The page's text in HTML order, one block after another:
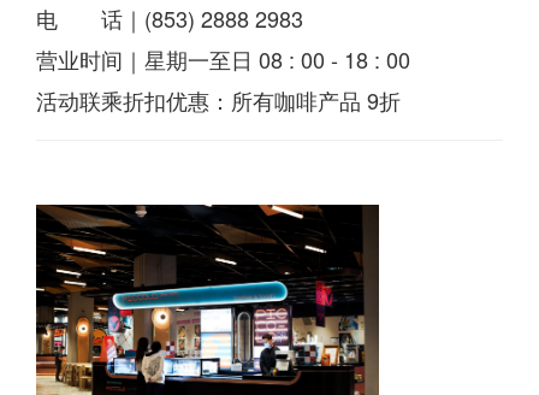
电 话｜(853) 2888 2983
营业时间｜星期一至日 08 : 00 - 18 : 00
活动联乘折扣优惠：所有咖啡产品 9折